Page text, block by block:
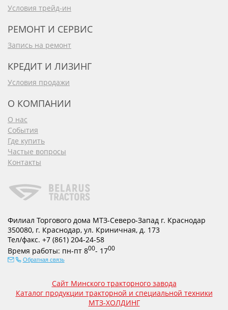
Условия трейд-ин
РЕМОНТ И СЕРВИС
Запись на ремонт
КРЕДИТ И ЛИЗИНГ
Условия продажи
О КОМПАНИИ
О нас
События
Где купить
Частые вопросы
Контакты
Филиал Торгового дома МТЗ-Северо-Запад г. Краснодар
350080, г. Краснодар, ул. Криничная, д. 173
Тел/факс. +7 (861) 204-24-58
Время работы: пн-пт 800- 1700
Обратная связь
Сайт Минского тракторного завода
Каталог продукции тракторной и специальной техники
МТЗ-ХОЛДИНГ